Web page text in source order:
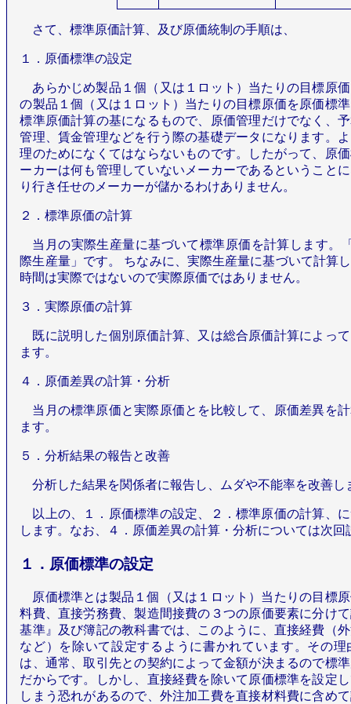
さて、標準原価計算、及び原価統制の手順は、
１．原価標準の設定
あらかじめ製品１個（又は１ロット）当たりの目標原
の製品１個（又は１ロット）当たりの目標原価を原価標
標準原価計算の基になるもので、原価管理だけでなく、
管理、賃金管理などを行う際の基礎データになります。
理のためになくてはならないものです。したがって、原
ーカーは何も管理していないメーカーであるということ
り行き任せのメーカーが儲かるわけありません。
２．標準原価の計算
当月の実際生産量に基づいて標準原価を計算します。
際生産量」です。 ちなみに、実際生産量に基づいて計算
時間は実際ではないので実際原価ではありません。
３．実際原価の計算
既に説明した個別原価計算、又は総合原価計算によっ
ます。
４．原価差異の計算・分析
当月の標準原価と実際原価とを比較して、原価差異を
ます。
５．分析結果の報告と改善
分析した結果を関係者に報告し、ムダや不能率を改善し
以上の、１．原価標準の設定、２．標準原価の計算、
します。なお、４．原価差異の計算・分析については次回
１．原価標準の設定
原価標準とは製品１個（又は１ロット）当たりの目標
料費、直接労務費、製造間接費の３つの原価要素に分け
基準』及び簿記の教科書では、このように、直接経費（
など）を除いて設定するように書かれています。その
は、通常、取引先との契約によって金額が決まるので標
だからです。しかし、直接経費を除いて原価標準を設定
しまう恐れがあるので、外注加工費を直接材料費に含め